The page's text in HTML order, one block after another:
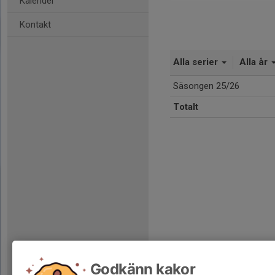
Kontakt
Alla serier Alla år
Säsongen 25/26
Totalt
Godkänn kakor